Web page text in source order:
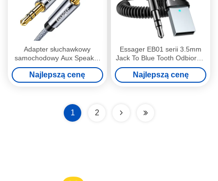
Adapter słuchawkowy
samochodowy Aux Speaker
Wire 3.5mm Jack Kable
audio męskie Jack do Jack
dla Samsun
Najlepszą cenę
Essager EB01 serii 3.5mm
Jack To Blue Tooth Odbiornik
Audio Bluetooth Adapter 10m
Najlepszą cenę
1 2